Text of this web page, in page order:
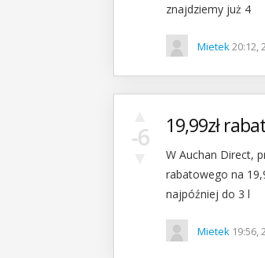
znajdziemy już 4
Mietek20:12,
-6 19,99zł
W Auchan Direct,
rabatowego na
najpóźniej do 3 l
Mietek 19:56,